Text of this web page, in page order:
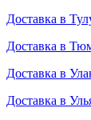
Доставка в
Доставка в
Доставка в
Доставка в